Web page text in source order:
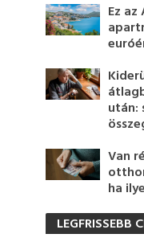
Ez
után:
Van
ha
LEGFRISSEBB